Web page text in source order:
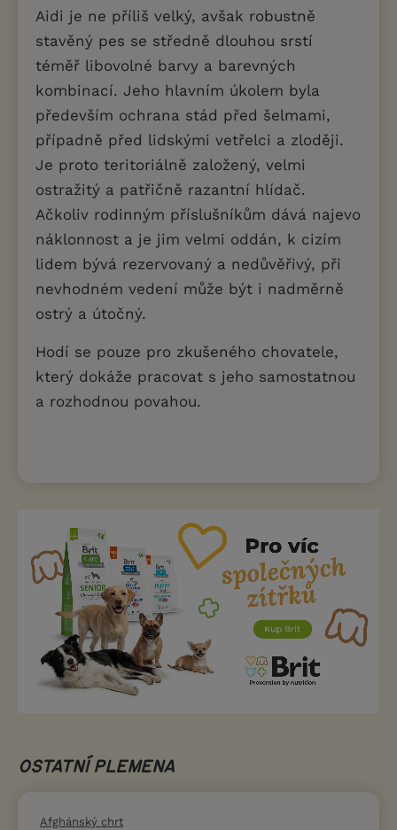
Aidi je ne příliš velký, avšak robustně
stavěný pes se středně dlouhou srstí
téměř libovolné barvy a barevných
kombinací. Jeho hlavním úkolem byla
především ochrana stád před šelmami,
případně před lidskými vetřelci a zloději.
Je proto teritoriálně založený, velmi
ostražitý a patřičně razantní hlídač.
Ačkoliv rodinným příslušníkům dává najevo
náklonnost a je jim velmi oddán, k cizím
lidem bývá rezervovaný a nedůvěřivý, při
nevhodném vedení může být i nadměrně
ostrý a útočný.
Hodí se pouze pro zkušeného chovatele,
který dokáže pracovat s jeho samostatnou
a rozhodnou povahou.
OSTATNÍ PLEMENA
Afghánský chrt